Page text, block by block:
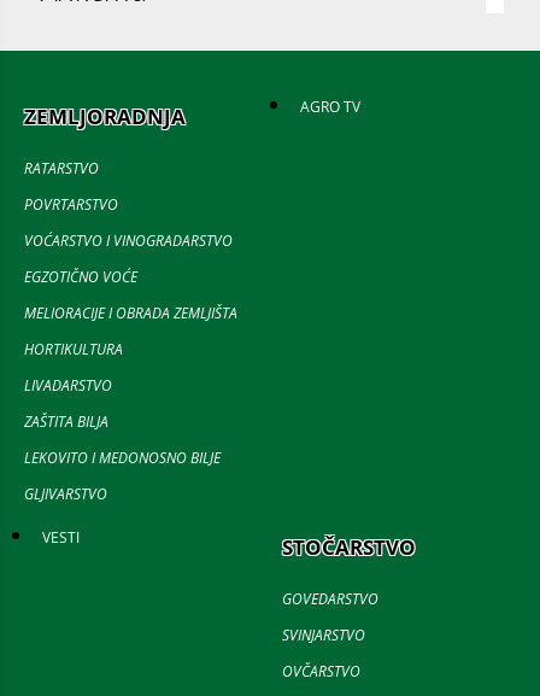
ZEMLJORADNJA
RATARSTVO
POVRTARSTVO
VOĆARSTVO I VINOGRADARSTVO
EGZOTIČNO VOĆE
MELIORACIJE I OBRADA ZEMLJIŠTA
HORTIKULTURA
LIVADARSTVO
ZAŠTITA BILJA
LEKOVITO I MEDONOSNO BILJE
GLJIVARSTVO
AGRO TV
VESTI STOČARSTVO
GOVEDARSTVO
SVINJARSTVO
OVČARSTVO